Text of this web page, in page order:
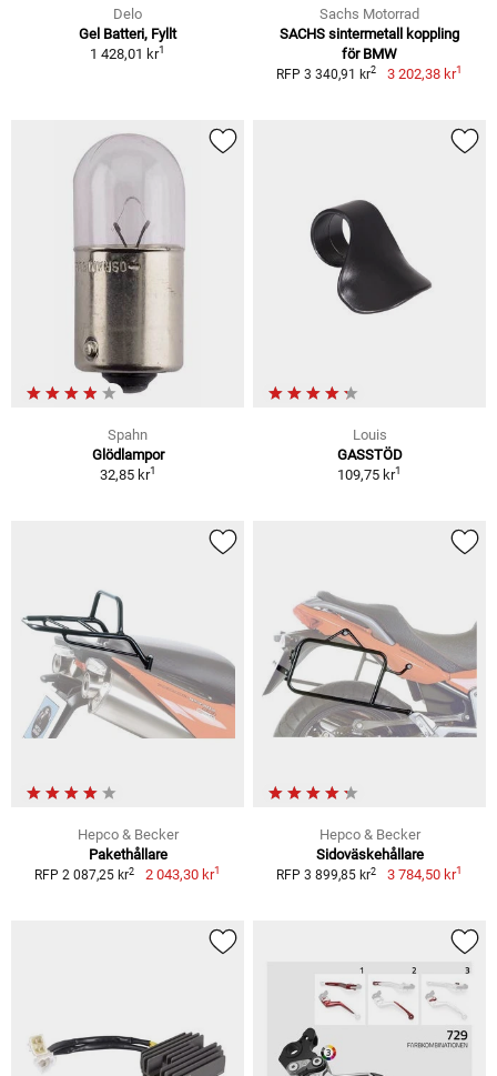
Delo
Gel Batteri, Fyllt
1 428,01 kr1
Sachs Motorrad
SACHS sintermetall koppling
för BMW
RFP 3 340,91 kr2 3 202,38 kr1
Spahn
Glödlampor
32,85 kr1
Louis
GASSTÖD
109,75 kr1
Hepco & Becker
Pakethållare
RFP 2 087,25 kr2 2 043,30 kr1
Hepco & Becker
Sidoväskehållare
RFP 3 899,85 kr2 3 784,50 kr1